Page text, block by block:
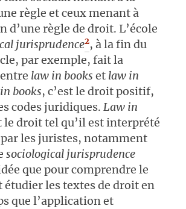
règle et ceux menant à
d’une règle de droit. L’école
jurisprudence2, à la fin du
par exemple, fait la
law in books et law in
books, c’est le droit positif,
codes juridiques. Law in
le droit tel qu’il est interprété
les juristes, notamment
sociological jurisprudence
que pour comprendre le
les textes de droit en
que l’application et